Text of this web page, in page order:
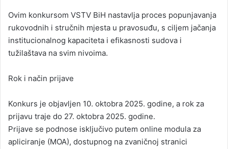
Ovim konkursom VSTV BiH nastavlja proces popunjavanja
rukovodnih i stručnih mjesta u pravosuđu, s ciljem jačanja
institucionalnog kapaciteta i efikasnosti sudova i
tužilaštava na svim nivoima.
Rok i način prijave
Konkurs je objavljen 10. oktobra 2025. godine, a rok za
prijavu traje do 27. oktobra 2025. godine.
Prijave se podnose isključivo putem online modula za
apliciranje (MOA), dostupnog na zvaničnoj stranici